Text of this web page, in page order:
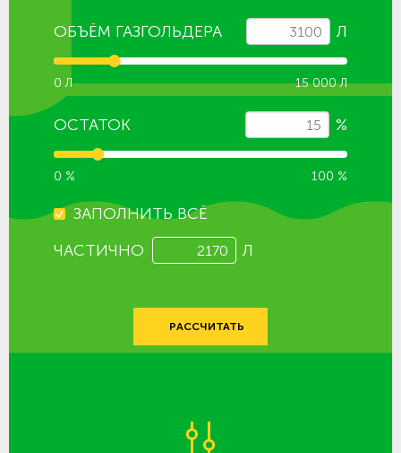
ОБЪЁМ ГАЗГОЛЬДЕРА Л
0 Л 15 000 Л
ОСТАТОК %
0 % 100 %
ЗАПОЛНИТЬ ВСЁ
ЧАСТИЧНО
Л
РАССЧИТАТЬ